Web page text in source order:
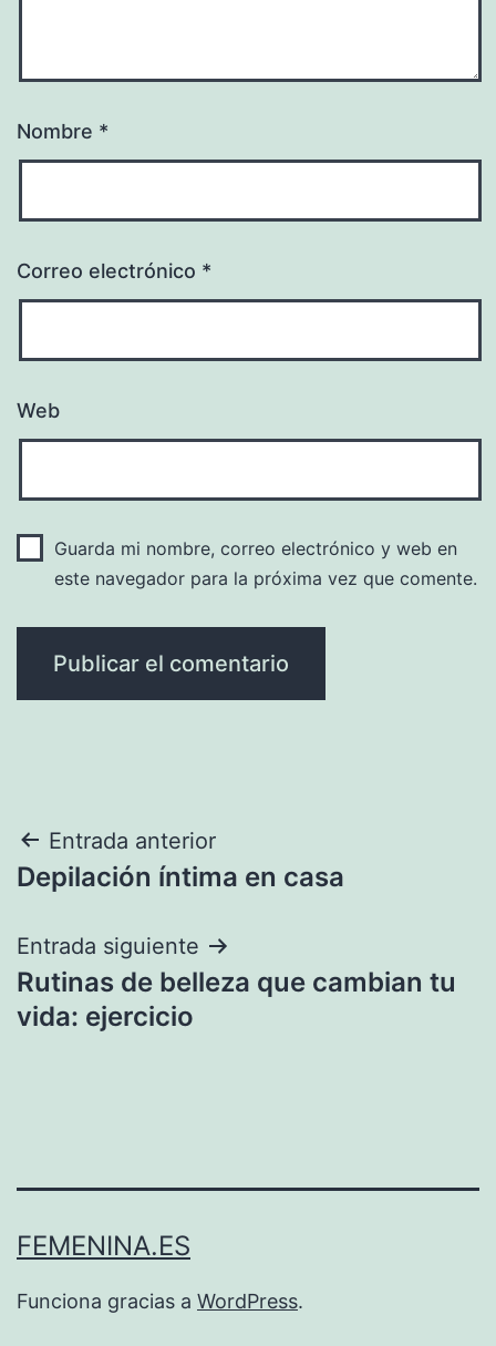
Nombre *
Correo electrónico *
Web
Guarda mi nombre, correo electrónico y web en
este navegador para la próxima vez que comente.
Navegación
de
entradas
Entrada anterior
Depilación íntima en casa
Entrada siguiente
Rutinas de belleza que cambian tu
vida: ejercicio
FEMENINA.ES
Funciona gracias a WordPress.